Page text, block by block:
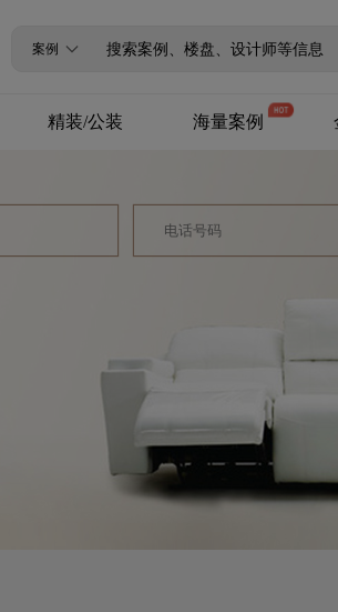
案例
精装/公装 海量案例
720°全景案例